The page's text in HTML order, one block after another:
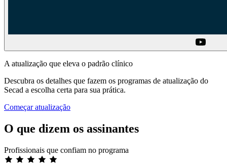
A atualização que eleva o padrão clínico
Descubra os detalhes que fazem os programas de atualização do
Secad a escolha certa para sua prática.
Começar atualização
O que dizem os assinantes
Profissionais que confiam no programa